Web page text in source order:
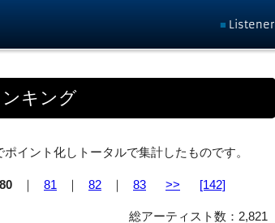
Listener
キング
イント化しトータルで集計したものです。
80 ｜ 81 ｜ 82 ｜ 83 >> [142]
総アーティスト数：2,821